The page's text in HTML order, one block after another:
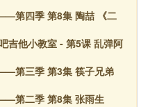
第四季 第8集 陶喆 《二
吉他小教室 - 第5课 乱弹阿
第三季 第3集 筷子兄弟
第二季 第8集 张雨生